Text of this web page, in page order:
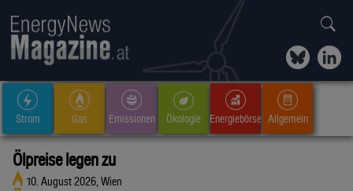
Strom Gas Emissionen Ökologie Energiebörse Allgemein
Ölpreise legen zu
10. August 2026, Wien